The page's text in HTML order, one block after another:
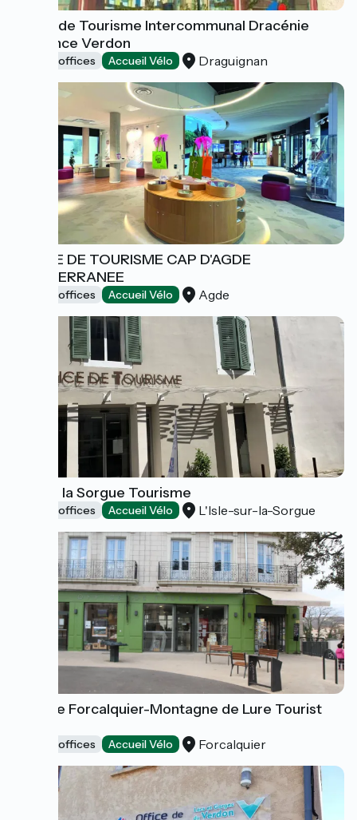
Office de Tourisme Intercommunal Dracénie
Provence Verdon
Tourist offices Accueil Vélo Draguignan
OFFICE DE TOURISME CAP D'AGDE
MEDITERRANEE
Tourist offices Accueil Vélo Agde
Isle sur la Sorgue Tourisme
Tourist offices Accueil Vélo L'Isle-sur-la-Sorgue
Pays de Forcalquier-Montagne de Lure Tourist
Tourist offices Accueil Vélo Forcalquier